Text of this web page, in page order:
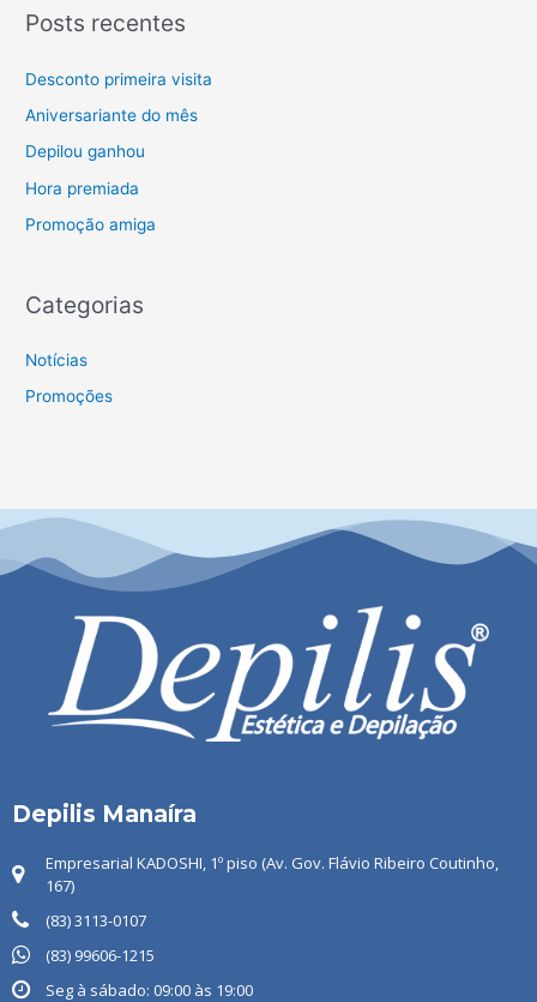
q
a
r
p
r
Posts recentes
Desconto primeira visita
Aniversariante do mês
Depilou ganhou
Hora premiada
Promoção amiga
Categorias
Notícias
Promoções
Depilis Manaíra
Empresarial KADOSHI, 1º piso (Av. Gov. Flávio Ribeiro Coutinho,
167)
(83) 3113-0107
(83) 99606-1215
Seg à sábado: 09:00 às 19:00